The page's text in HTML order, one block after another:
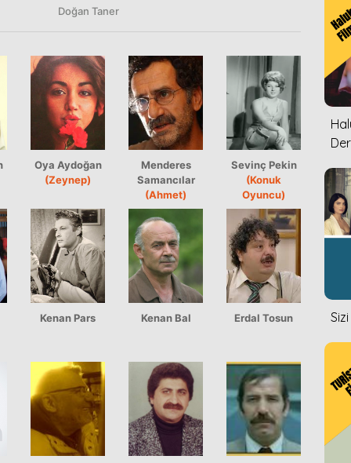
Doğan Taner
Oya Aydoğan
(Zeynep)
Menderes
Samancılar
(Ahmet)
Sevinç Pekin
(Konuk
Oyuncu)
Kenan Pars Kenan Bal Erdal Tosun